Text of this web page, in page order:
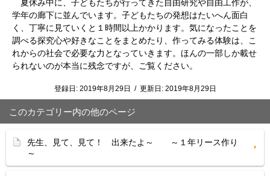
夏休み中に、子どもたちが行ってきた自由研究や自由工作が、
学年の廊下に並んでいます。子どもたちの発想はたいへん面白
く、丁寧に見ていくと１時間以上かかります。気になったことを
調べる探究心や好きなことをまとめたり、作ってみる体験は、こ
れからの社会で必要な力となっていきます。ほんの一部しか載せ
られないのが本当に残念ですが、ご覧ください。
登録日: 2019年8月29日 / 更新日: 2019年8月29日
このカテゴリー内の他のページ
先生、見て、見て！ 出来たよ～ ～１年リース作り
～